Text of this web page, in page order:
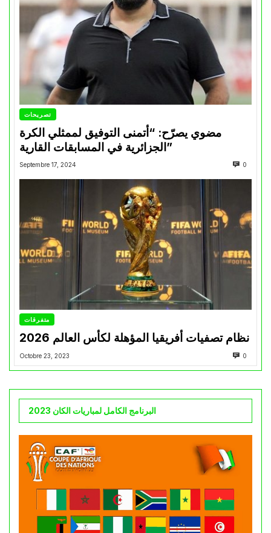
تصريحات
مضوي يصرّح: “أتمنى التوفيق لممثلي الكرة
الجزائرية في المسابقات القارية”
Septembre 17, 2024 0
متفرقات
نظام تصفيات أفريقيا المؤهلة لكأس العالم 2026
Octobre 23, 2023 0
البرنامج الكامل لمباريات الكان 2023